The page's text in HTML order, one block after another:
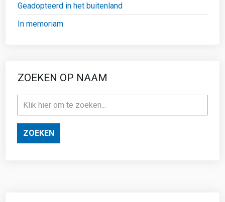
Geadopteerd in het buitenland
In memoriam
ZOEKEN OP NAAM
ZOEKEN